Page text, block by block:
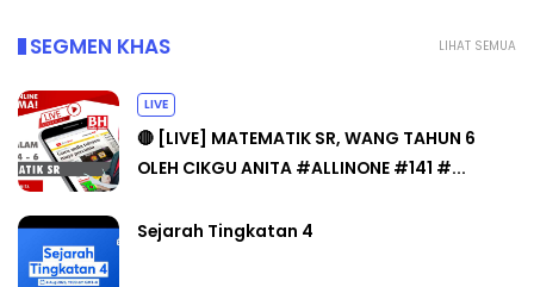
LIHAT SEMUA
SEGMEN KHAS
LIVE
🔴 [LIVE] MATEMATIK SR, WANG TAHUN 6
OLEH CIKGU ANITA #ALLINONE #141 #...
Sejarah Tingkatan 4